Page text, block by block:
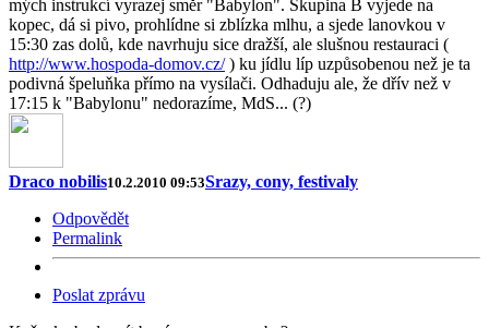
mých instrukcí vyrazej směr "Babylon". Skupina B vyjede na
kopec, dá si pivo, prohlídne si zblízka mlhu, a sjede lanovkou v
15:30 zas dolů, kde navrhuju sice dražší, ale slušnou restauraci (
http://www.hospoda-domov.cz/) ku jídlu líp uzpůsobenou než je ta
podivná špeluňka přímo na vysílači. Odhaduju ale, že dřív než v
17:15 k "Babylonu" nedorazíme, MdS... (?)
Draco nobilis10.2.2010 09:53Srazy, cony, festivaly
Odpovědět
Permalink
Poslat zprávu